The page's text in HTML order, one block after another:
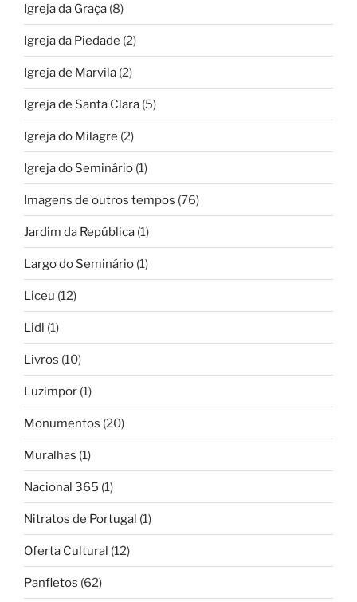
Igreja da Graça (8)
Igreja da Piedade (2)
Igreja de Marvila (2)
Igreja de Santa Clara (5)
Igreja do Milagre (2)
Igreja do Seminário (1)
Imagens de outros tempos (76)
Jardim da República (1)
Largo do Seminário (1)
Liceu (12)
Lidl (1)
Livros (10)
Luzimpor (1)
Monumentos (20)
Muralhas (1)
Nacional 365 (1)
Nitratos de Portugal (1)
Oferta Cultural (12)
Panfletos (62)